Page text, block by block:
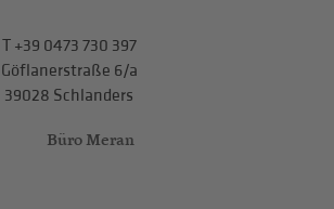
T+39 0473 730 397
Göflanerstraße 6/a
39028 Schlanders
Büro Meran